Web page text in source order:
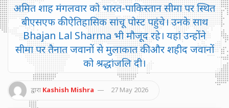
अमित शाह मंगलवार को भारत-पाकिस्तान सीमा पर स्थित
बीएसएफ की ऐतिहासिक सांचू पोस्ट पहुंचे। उनके साथ
Bhajan Lal Sharma भी मौजूद रहे। यहां उन्होंने
सीमा पर तैनात जवानों से मुलाकात की और शहीद जवानों
को श्रद्धांजलि दी।
द्वारा Kashish Mishra 27 May 2026